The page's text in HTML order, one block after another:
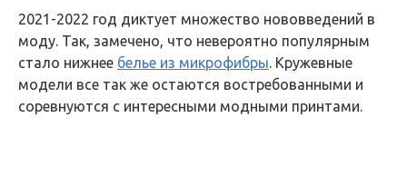
2021-2022 год диктует множество нововведений в
моду. Так, замечено, что невероятно популярным
стало нижнее белье из микрофибры. Кружевные
модели все так же остаются востребованными и
соревнуются с интересными модными принтами.